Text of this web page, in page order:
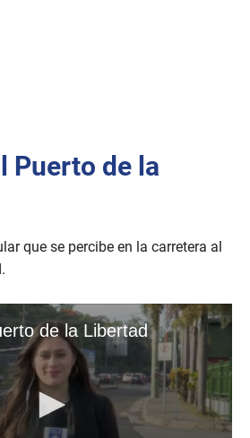
Puerto de la
que se percibe en la carretera al